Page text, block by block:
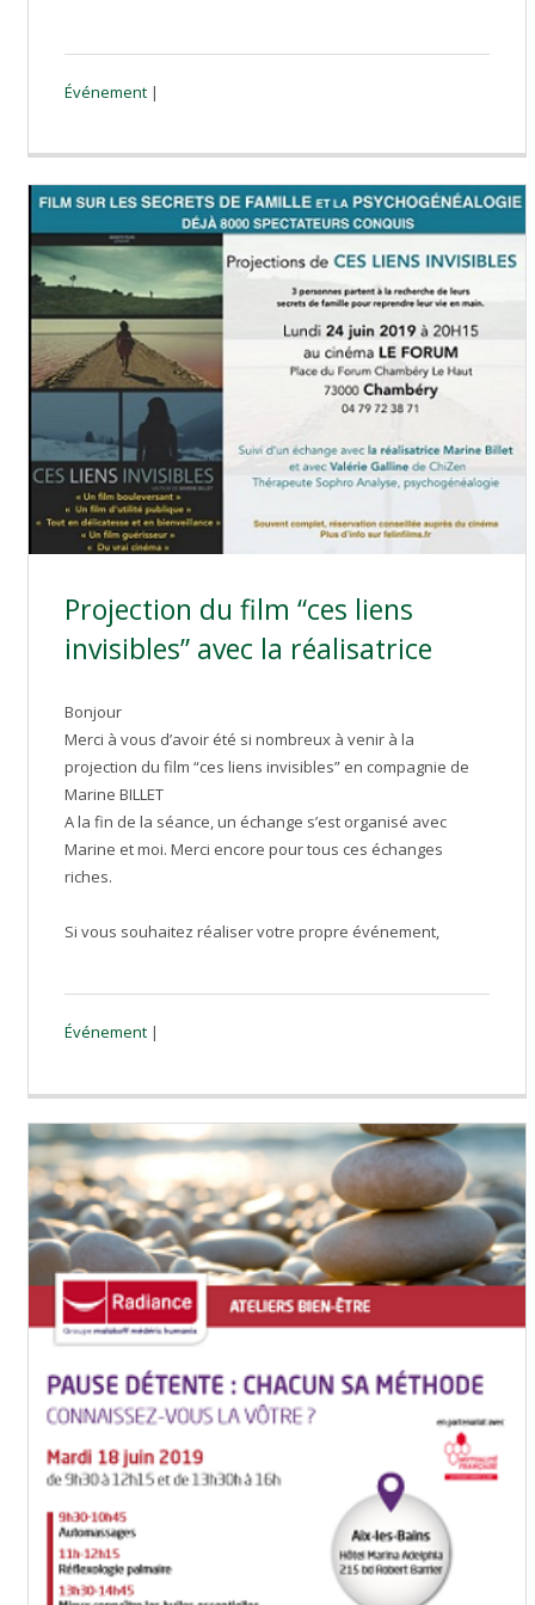
Événement |
Projection du film “ces liens
invisibles” avec la réalisatrice
Bonjour
Merci à vous d’avoir été si nombreux à venir à la
projection du film “ces liens invisibles” en compagnie de
Marine BILLET
A la fin de la séance, un échange s’est organisé avec
Marine et moi. Merci encore pour tous ces échanges
riches.
Si vous souhaitez réaliser votre propre événement,
Événement |